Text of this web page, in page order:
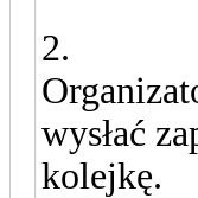
2.
wysłać
kolejkę.